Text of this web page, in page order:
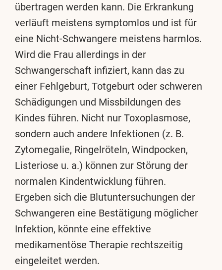
übertragen werden kann. Die Erkrankung
verläuft meistens symptomlos und ist für
eine Nicht-Schwangere meistens harmlos.
Wird die Frau allerdings in der
Schwangerschaft infiziert, kann das zu
einer Fehlgeburt, Totgeburt oder schweren
Schädigungen und Missbildungen des
Kindes führen. Nicht nur Toxoplasmose,
sondern auch andere Infektionen (z. B.
Zytomegalie, Ringelröteln, Windpocken,
Listeriose u. a.) können zur Störung der
normalen Kindentwicklung führen.
Ergeben sich die Blutuntersuchungen der
Schwangeren eine Bestätigung möglicher
Infektion, könnte eine effektive
medikamentöse Therapie rechtszeitig
eingeleitet werden.